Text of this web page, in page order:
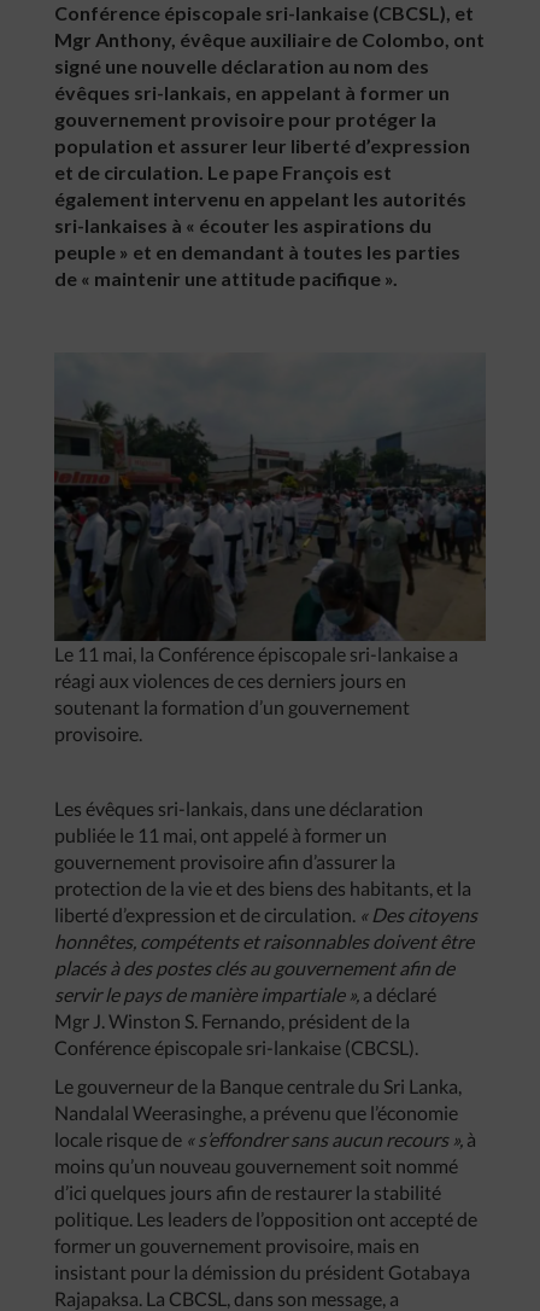
Conférence épiscopale sri-lankaise (CBCSL), et
Mgr Anthony, évêque auxiliaire de Colombo, ont
signé une nouvelle déclaration au nom des
évêques sri-lankais, en appelant à former un
gouvernement provisoire pour protéger la
population et assurer leur liberté d’expression
et de circulation. Le pape François est
également intervenu en appelant les autorités
sri-lankaises à « écouter les aspirations du
peuple » et en demandant à toutes les parties
de « maintenir une attitude pacifique ».
Le 11 mai, la Conférence épiscopale sri-lankaise a
réagi aux violences de ces derniers jours en
soutenant la formation d’un gouvernement
provisoire.
Les évêques sri-lankais, dans une déclaration
publiée le 11 mai, ont appelé à former un
gouvernement provisoire afin d’assurer la
protection de la vie et des biens des habitants, et la
liberté d’expression et de circulation. « Des citoyens
honnêtes, compétents et raisonnables doivent être
placés à des postes clés au gouvernement afin de
servir le pays de manière impartiale », a déclaré
Mgr J. Winston S. Fernando, président de la
Conférence épiscopale sri-lankaise (CBCSL).
Le gouverneur de la Banque centrale du Sri Lanka,
Nandalal Weerasinghe, a prévenu que l’économie
locale risque de « s’effondrer sans aucun recours », à
moins qu’un nouveau gouvernement soit nommé
d’ici quelques jours afin de restaurer la stabilité
politique. Les leaders de l’opposition ont accepté de
former un gouvernement provisoire, mais en
insistant pour la démission du président Gotabaya
Rajapaksa. La CBCSL, dans son message, a